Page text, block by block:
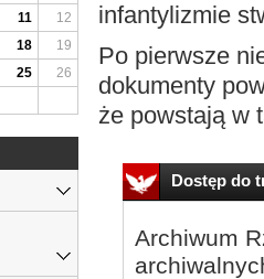
infantylizmie
Po pierwsze
dokumenty
że powstają w
Dostęp do
Archiwum
11
12
18
19
25
26